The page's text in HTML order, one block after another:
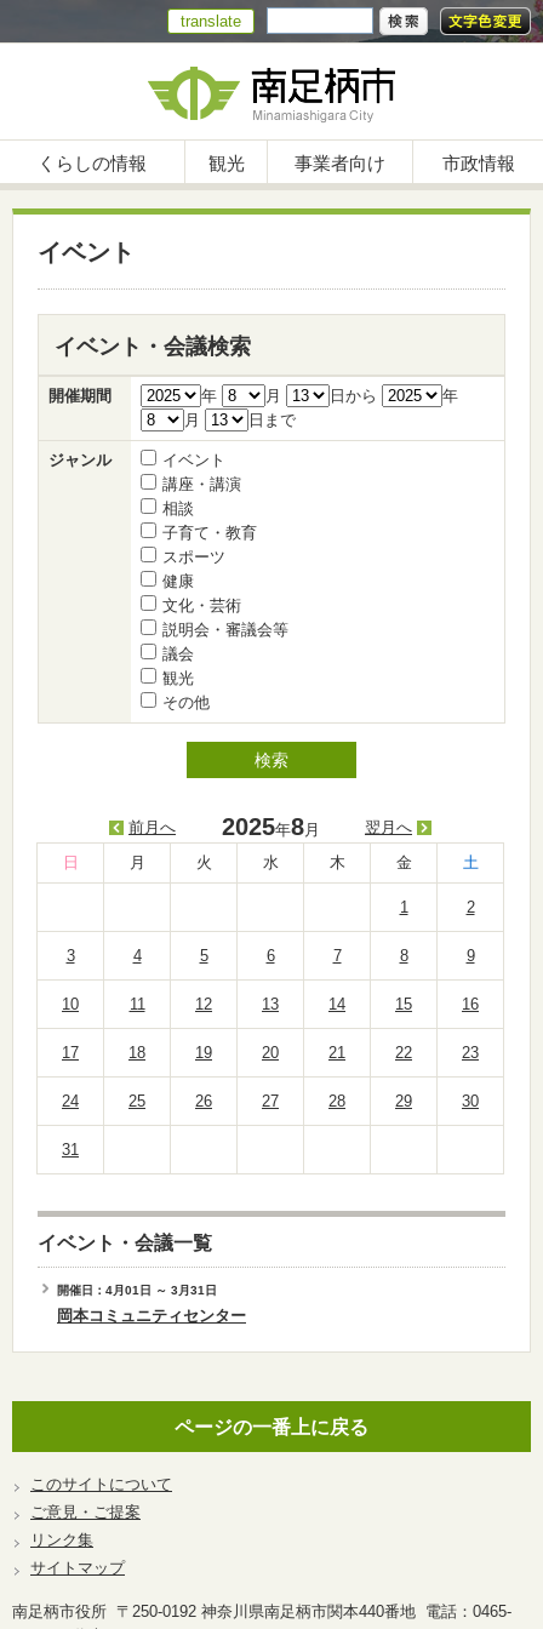
translate
くらしの情報 観光 事業者向け 市政情報
イベント
イベント・会議検索
開催期間 年 月 日から
年
月
日まで
ジャンル
イベント
講座・講演
相談
子育て・教育
スポーツ
健康
文化・芸術
説明会・審議会等
議会
観光
その他
前月へ 2025年8月
翌月へ
日
月 火 水 木 金 土
1 2
3 4 5 6 7 8 9
10 11 12 13 14 15 16
17 18 19 20 21 22 23
24 25 26 27 28 29 30
31
イベント・会議一覧
開催日：4月01日 ～ 3月31日
岡本コミュニティセンター
ページの一番上に戻る
このサイトについて
ご意見・ご提案
リンク集
サイトマップ
南足柄市役所 〒250-0192 神奈川県南足柄市関本440番地 電話：0465-